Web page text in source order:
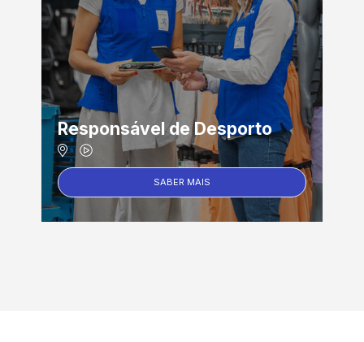
Responsável de Desporto
SABER MAIS